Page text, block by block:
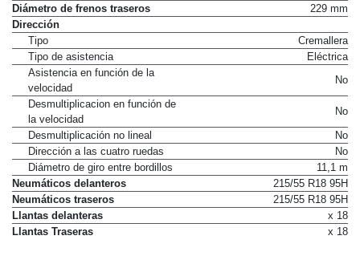
Diámetro de frenos traseros
229 mm
Dirección
Tipo
Cremallera
Tipo de asistencia
Eléctrica
Asistencia en función de la
velocidad
No
Desmultiplicacion en función de
la velocidad
No
Desmultiplicación no lineal
No
Dirección a las cuatro ruedas
No
Diámetro de giro entre bordillos
11,1 m
Neumáticos delanteros
215/55 R18 95H
Neumáticos traseros
215/55 R18 95H
Llantas delanteras
x 18
Llantas Traseras
x 18